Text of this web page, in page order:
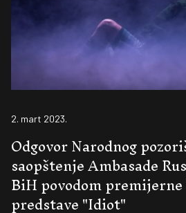
2. mart 2023.
Odgovor Narodnog
saopštenje Ambasade
BiH povodom
predstave "Idiot"